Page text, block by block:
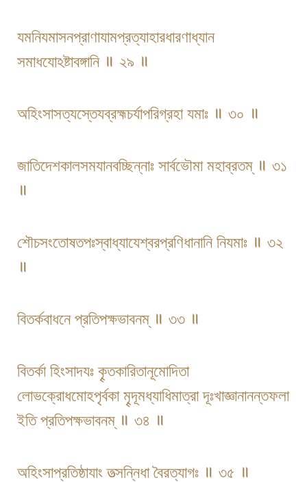
যমনিযমাসন​প্রাণাযামপ্রত্যাহার​ধারণাধ্যান​
সমাধযোঽষ্টাবঙ্গানি ॥ ২৯ ॥
অহিংসাসত্যস্তেযব্রহ্মচর্যাপরিগ্রহা যমাঃ ॥ ৩০ ॥
জাতিদেশকালসমযানবচ্ছিন্নাঃ সার্বভৌমা মহাব্রতম্ ॥ ৩১
॥
শৌচসংতোষতপঃস্বাধ্যাযেশ্বরপ্রণিধানানি নিযমাঃ ॥ ৩২
॥
বিতর্কবাধনে প্রতিপক্ষভাবনম্ ॥ ৩৩ ॥
বিতর্কা হিংসাদযঃ কৄতকারিতানূমোদিতা
লোভক্রোধমোহপৃর্বকা মৄদূমধ্যাধিমাত্রা দূঃখাজ্ঞানানন্তফলা
ইতি প্রতিপক্ষভাবনম্ ॥ ৩৪ ॥
অহিংসাপ্রতিষ্ঠাযাং তত্সন্নিধা বৈরত্যাগঃ ॥ ৩৫ ॥